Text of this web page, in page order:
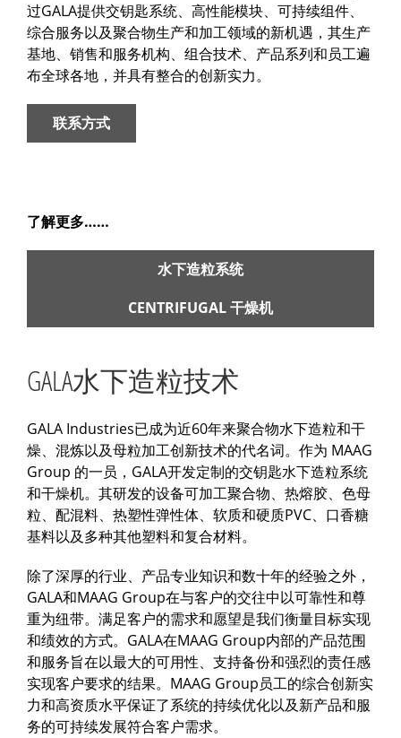
过GALA提供交钥匙系统、高性能模块、可持续组件、
综合服务以及聚合物生产和加工领域的新机遇，其生产
基地、销售和服务机构、组合技术、产品系列和员工遍
布全球各地，并具有整合的创新实力。
联系方式
了解更多……
水下造粒系统
CENTRIFUGAL 干燥机
GALA水下造粒技术
GALA Industries已成为近60年来聚合物水下造粒和干
燥、混炼以及母粒加工创新技术的代名词。作为 MAAG
Group 的一员，GALA开发定制的交钥匙水下造粒系统
和干燥机。其研发的设备可加工聚合物、热熔胶、色母
粒、配混料、热塑性弹性体、软质和硬质PVC、口香糖
基料以及多种其他塑料和复合材料。
除了深厚的行业、产品专业知识和数十年的经验之外，
GALA和MAAG Group在与客户的交往中以可靠性和尊
重为纽带。满足客户的需求和愿望是我们衡量目标实现
和绩效的方式。GALA在MAAG Group内部的产品范围
和服务旨在以最大的可用性、支持备份和强烈的责任感
实现客户要求的结果。MAAG Group员工的综合创新实
力和高资质水平保证了系统的持续优化以及新产品和服
务的可持续发展符合客户需求。